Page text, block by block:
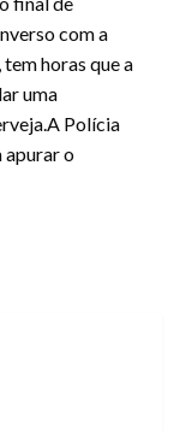
com a
horas que a
uma
Polícia
apurar o